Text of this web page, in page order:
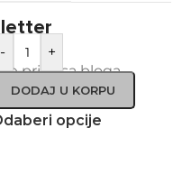
- +
DODAJ U KORPU
opcije
priče sa bloga –